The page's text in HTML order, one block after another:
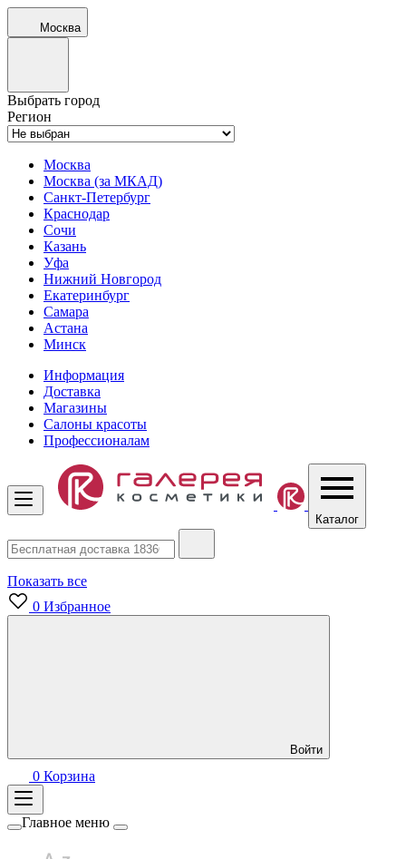
Москва
Выбрать город
Регион
Москва
Москва (за МКАД)
Санкт-Петербург
Краснодар
Сочи
Казань
Уфа
Нижний Новгород
Екатеринбург
Самара
Астана
Минск
Информация
Доставка
Магазины
Салоны красоты
Профессионалам
Каталог
Показать все
0 Избранное
Войти
0 Корзина
Главное меню